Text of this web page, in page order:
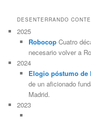
DESENTERRANDO
2025
RobocopCuatro
necesario volver a
2024
Elogio póstumo de
de un aficionado
Madrid.
2023